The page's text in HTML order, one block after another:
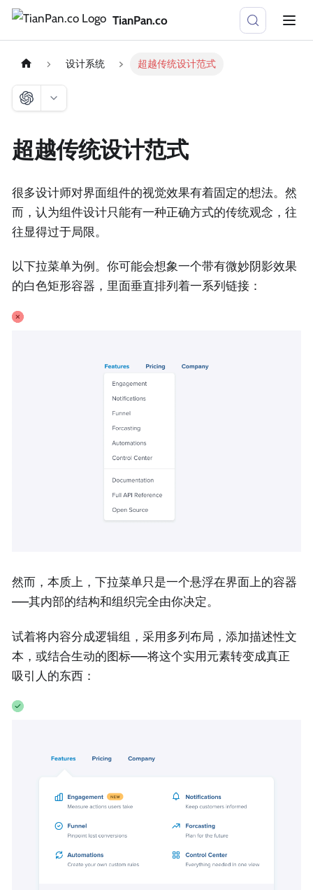
TianPan.co
设计系统 超越传统设计范式
超越传统设计范式
很多设计师对界面组件的视觉效果有着固定的想法。然
而，认为组件设计只能有一种正确方式的传统观念，往
往显得过于局限。
以下拉菜单为例。你可能会想象一个带有微妙阴影效果
的白色矩形容器，里面垂直排列着一系列链接：
然而，本质上，下拉菜单只是一个悬浮在界面上的容器
——其内部的结构和组织完全由你决定。
试着将内容分成逻辑组，采用多列布局，添加描述性文
本，或结合生动的图标——将这个实用元素转变成真正
吸引人的东西：